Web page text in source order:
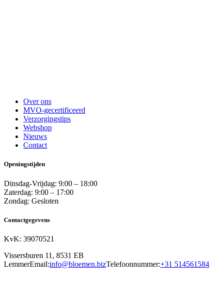
Over ons
MVO-gecertificeerd
Verzorgingstips
Webshop
Nieuws
Contact
Openingstijden
Dinsdag-Vrijdag: 9:00 – 18:00
Zaterdag: 9:00 – 17:00
Zondag: Gesloten
Contactgegevens
KvK: 39070521
Vissersburen 11, 8531 EB
LemmerEmail:info@bloemen.bizTelefoonnummer:+31 514561584